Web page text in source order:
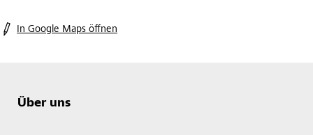
In Google Maps öffnen
Über uns